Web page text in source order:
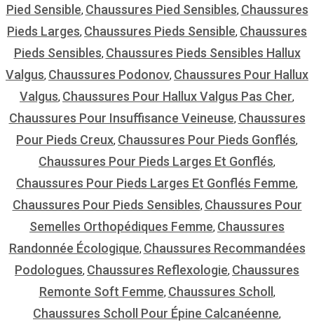
Pied Sensible, Chaussures Pied Sensibles, Chaussures
Pieds Larges, Chaussures Pieds Sensible, Chaussures
Pieds Sensibles, Chaussures Pieds Sensibles Hallux
Valgus, Chaussures Podonov, Chaussures Pour Hallux
Valgus, Chaussures Pour Hallux Valgus Pas Cher,
Chaussures Pour Insuffisance Veineuse, Chaussures
Pour Pieds Creux, Chaussures Pour Pieds Gonflés,
Chaussures Pour Pieds Larges Et Gonflés,
Chaussures Pour Pieds Larges Et Gonflés Femme,
Chaussures Pour Pieds Sensibles, Chaussures Pour
Semelles Orthopédiques Femme, Chaussures
Randonnée Écologique, Chaussures Recommandées
Podologues, Chaussures Reflexologie, Chaussures
Remonte Soft Femme, Chaussures Scholl ,
Chaussures Scholl Pour Épine Calcanéenne,